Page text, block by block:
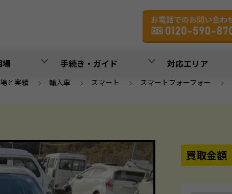
手続き・ガイド 対応エリア
と実績 > 輸入車 > スマート > スマートフォーフォー >
買取金額